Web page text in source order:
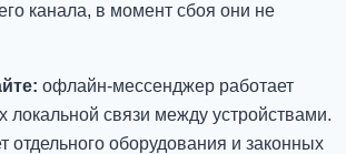
канала, в момент сбоя они не
офлайн-мессенджер работает
локальной связи между устройствами.
отдельного оборудования и законных